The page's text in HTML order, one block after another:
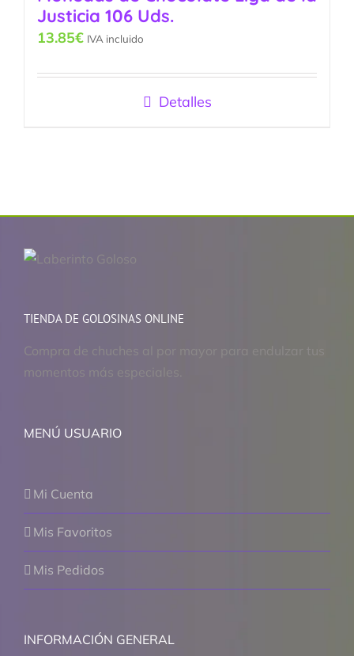
Justicia 106 Uds.
13.85€ IVA incluido
Detalles
TIENDA DE GOLOSINAS ONLINE
Compra de chuches al por mayor para endulzar tus
momentos más especiales.
MENÚ USUARIO
Mi Cuenta
Mis Favoritos
Mis Pedidos
INFORMACIÓN GENERAL